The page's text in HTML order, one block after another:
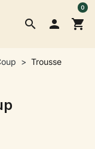
search  shopping_cart
0
Trousse